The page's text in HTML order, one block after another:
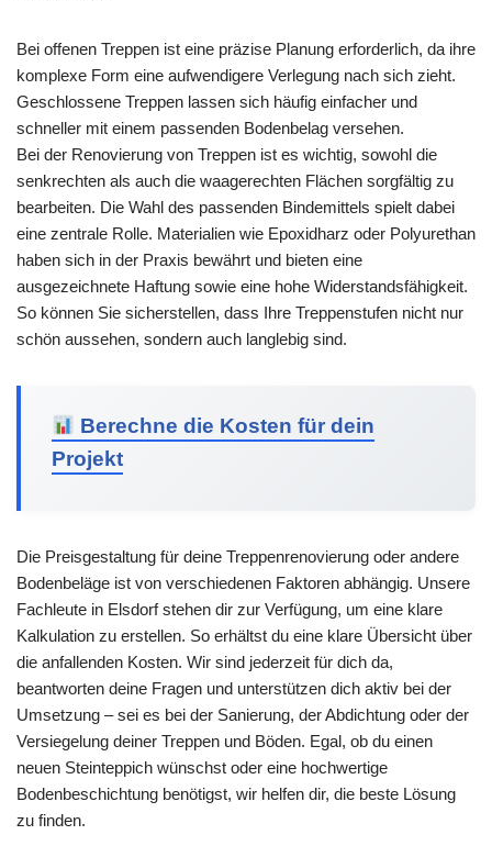
Bei offenen Treppen ist eine präzise Planung erforderlich, da ihre
komplexe Form eine aufwendigere Verlegung nach sich zieht.
Geschlossene Treppen lassen sich häufig einfacher und
schneller mit einem passenden Bodenbelag versehen.
Bei der Renovierung von Treppen ist es wichtig, sowohl die
senkrechten als auch die waagerechten Flächen sorgfältig zu
bearbeiten. Die Wahl des passenden Bindemittels spielt dabei
eine zentrale Rolle. Materialien wie Epoxidharz oder Polyurethan
haben sich in der Praxis bewährt und bieten eine
ausgezeichnete Haftung sowie eine hohe Widerstandsfähigkeit.
So können Sie sicherstellen, dass Ihre Treppenstufen nicht nur
schön aussehen, sondern auch langlebig sind.
Berechne die Kosten für dein
Projekt
Die Preisgestaltung für deine Treppenrenovierung oder andere
Bodenbeläge ist von verschiedenen Faktoren abhängig. Unsere
Fachleute in Elsdorf stehen dir zur Verfügung, um eine klare
Kalkulation zu erstellen. So erhältst du eine klare Übersicht über
die anfallenden Kosten. Wir sind jederzeit für dich da,
beantworten deine Fragen und unterstützen dich aktiv bei der
Umsetzung – sei es bei der Sanierung, der Abdichtung oder der
Versiegelung deiner Treppen und Böden. Egal, ob du einen
neuen Steinteppich wünschst oder eine hochwertige
Bodenbeschichtung benötigst, wir helfen dir, die beste Lösung
zu finden.